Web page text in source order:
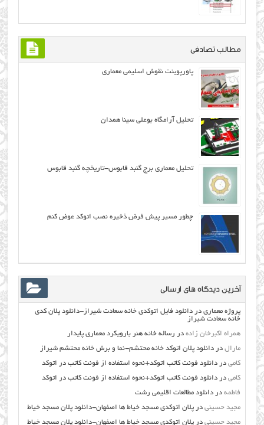
مطالب تصادفی
پاورپوینت نقوش اسلیمی معماری
تحلیل آرامگاه بوعلی سینا همدان
تحلیل معماری برج گنبد قابوس-تاریخچه گنبد قابوس
چطور مسیر پیش فرض ذخیره نصب اتوکد عوض کنم
آخرین دیدگاه های ارسالی
پروژه معماری دردانلود فایل اتوکدی خانه سعادت شیراز-دانلود پلان کدی
خانه سعادت شیراز
همراه اکبرخان زاده در رساله خانه هنر بارویکرد معماری پایدار
مارال دردانلود پلان اتوکد خانه محتشم-نما و برش خانه محتشم شیراز
کامی دردانلود فونت کاتب اتوکد+نحوه استفاده از فونت کاتب در اتوکد
کامی دردانلود فونت کاتب اتوکد+نحوه استفاده از فونت کاتب در اتوکد
فاطمه دردانلود مطالعات اقليمي رشت
مجید حسینی درپلان اتوکدی مسجد خیاط ها اصفهان-دانلود پلان مسجد خیاط
مجید حسینی درپلان اتوکدی مسجد خیاط ها اصفهان-دانلود پلان مسجد خیاط